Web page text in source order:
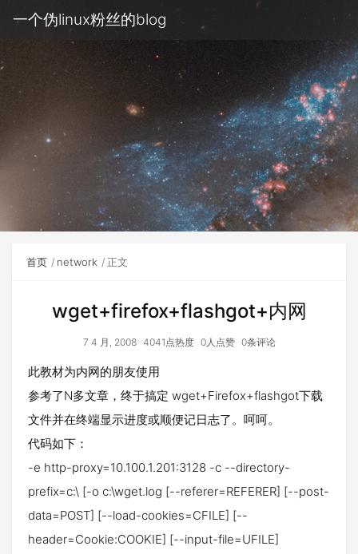
一个伪linux粉丝的blog
首页 network 正文
wget+firefox+flashgot+内网
7 4 月, 2008 4041点热度 0人点赞 0条评论
此教材为内网的朋友使用
参考了N多文章，终于搞定 wget+Firefox+flashgot下载
文件并在终端显示进度或顺便记日志了。呵呵。
代码如下：
-e http-proxy=10.100.1.201:3128 -c --directory-
prefix=c:\ [-o c:\wget.log [--referer=REFERER] [--post-
data=POST] [--load-cookies=CFILE] [--
header=Cookie:COOKIE] [--input-file=UFILE]